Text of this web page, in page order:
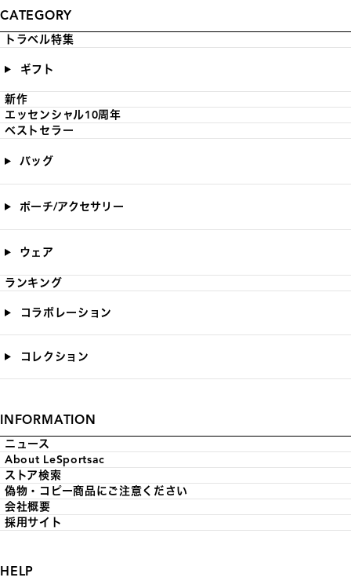
CATEGORY
トラベル特集
ギフト
新作
エッセンシャル10周年
ベストセラー
バッグ
ポーチ/アクセサリー
ウェア
ランキング
コラボレーション
コレクション
INFORMATION
ニュース
About LeSportsac
ストア検索
偽物・コピー商品にご注意ください
会社概要
採用サイト
HELP